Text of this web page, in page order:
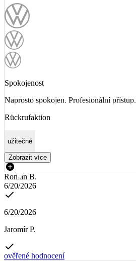
Spokojenost
Naprosto spokojen. Profesionální přístup.
Rückrufaktion
užitečné
Zobrazit více
Roman B.
6/20/2026
6/20/2026
Jaromír P.
ověřené hodnocení